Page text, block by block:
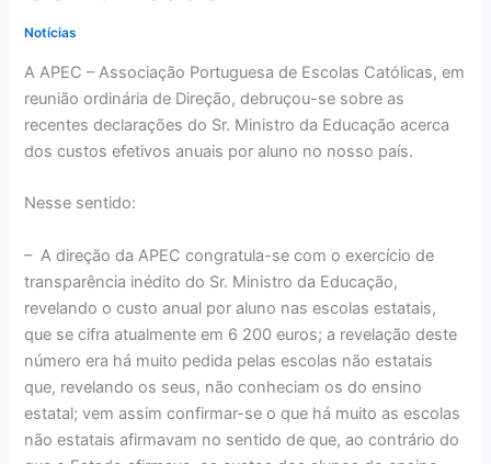
Notícias
A APEC – Associação Portuguesa de Escolas Católicas, em
reunião ordinária de Direção, debruçou-se sobre as
recentes declarações do Sr. Ministro da Educação acerca
dos custos efetivos anuais por aluno no nosso país.
Nesse sentido:
– A direção da APEC congratula-se com o exercício de
transparência inédito do Sr. Ministro da Educação,
revelando o custo anual por aluno nas escolas estatais,
que se cifra atualmente em 6 200 euros; a revelação deste
número era há muito pedida pelas escolas não estatais
que, revelando os seus, não conheciam os do ensino
estatal; vem assim confirmar-se o que há muito as escolas
não estatais afirmavam no sentido de que, ao contrário do